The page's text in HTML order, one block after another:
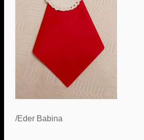
/Eder Babina